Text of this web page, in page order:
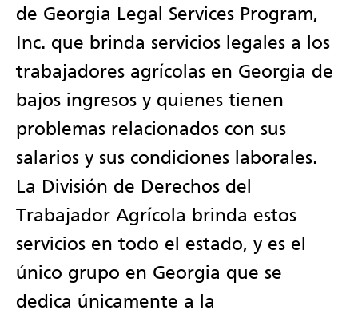
de Georgia Legal Services Program,
Inc. que brinda servicios legales a los
trabajadores agrícolas en Georgia de
bajos ingresos y quienes tienen
problemas relacionados con sus
salarios y sus condiciones laborales.
La División de Derechos del
Trabajador Agrícola brinda estos
servicios en todo el estado, y es el
único grupo en Georgia que se
dedica únicamente a la